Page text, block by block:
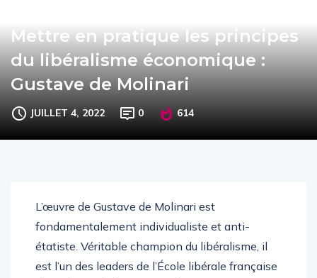
Mettre en pratique les principes
du libéralisme économique :
Gustave de Molinari
JUILLET 4, 2022 0 614
L’œuvre de Gustave de Molinari est
fondamentalement individualiste et anti-
étatiste. Véritable champion du libéralisme, il
est l’un des leaders de l’École libérale française